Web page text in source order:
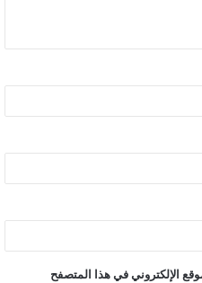
الإلكتروني في هذا المتصفح